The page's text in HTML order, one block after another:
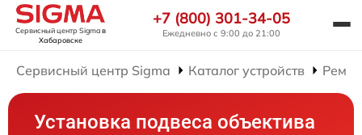
Сервисный центр Sigmaв
Хабаровске
+7 (800) 301-34-05
Ежедневно с 9:00 до 21:00
Сервисный центр Sigma Каталог устройств
Установка подвеса объектива